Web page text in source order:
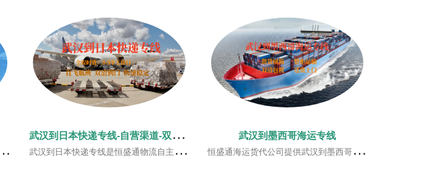
武
汉到日本快递专线-自营渠道-双清到门
武汉到日本快递专线是恒盛通物流自主开发渠道，一手庄家，一手价格。恒盛通日本快递专线服务在收到货后打印标签过机器自动测量，安排内地或香港的空港进行直飞运输
武汉到墨西哥海运专线
恒盛通海运货代公司提供武汉到墨西哥海运专线服务，价格透明，双清包税，门到门服务，多年墨西哥海运物流专线经验丰富,清关有保障,安全高效!